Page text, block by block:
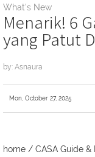
What's New
Menarik! 6
yang Patut
by: Asnaura
Mon, October 27, 2025
home / CASA Guide &